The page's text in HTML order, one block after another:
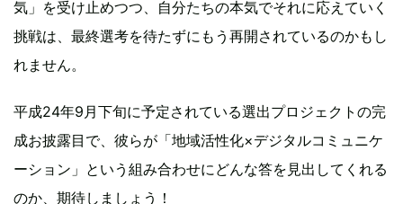
気」を受け止めつつ、自分たちの本気でそれに応えていく
挑戦は、最終選考を待たずにもう再開されているのかもし
れません。
平成24年9月下旬に予定されている選出プロジェクトの完
成お披露目で、彼らが「地域活性化×デジタルコミュニケ
ーション」という組み合わせにどんな答を見出してくれる
のか、期待しましょう！